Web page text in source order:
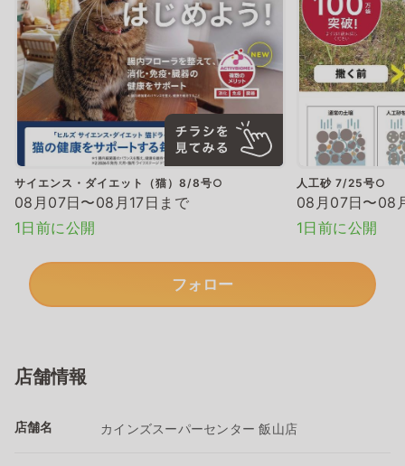
サイエンス・ダイエット（猫）8/8号○
08月07日〜08月17日まで
1日前に公開
人工砂 7/25号○
08月07日〜08
1日前に公開
フォロー
店舗情報
店舗名 カインズスーパーセンター 飯山店